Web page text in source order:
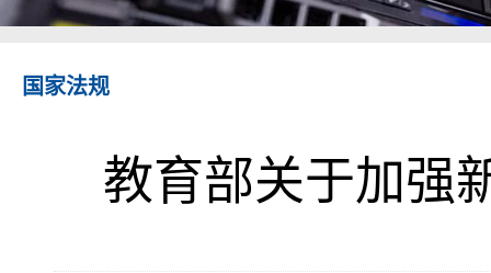
国家法规
教育部关于加强